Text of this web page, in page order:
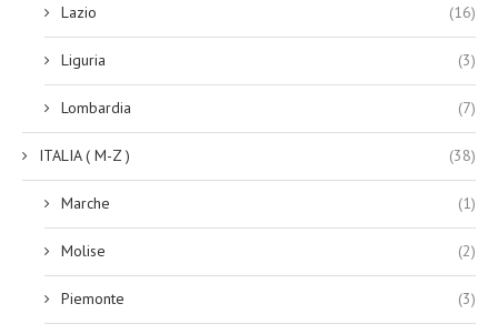
Lazio (16)
Liguria (3)
Lombardia (7)
ITALIA ( M-Z ) (38)
Marche (1)
Molise (2)
Piemonte (3)